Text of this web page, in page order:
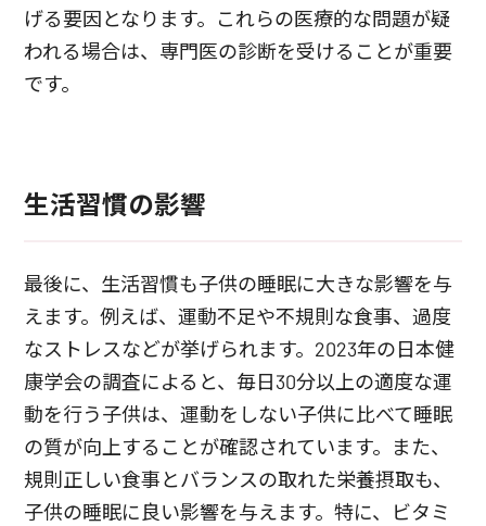
げる要因となります。これらの医療的な問題が疑
われる場合は、専門医の診断を受けることが重要
です。
生活習慣の影響
最後に、生活習慣も子供の睡眠に大きな影響を与
えます。例えば、運動不足や不規則な食事、過度
なストレスなどが挙げられます。2023年の日本健
康学会の調査によると、毎日30分以上の適度な運
動を行う子供は、運動をしない子供に比べて睡眠
の質が向上することが確認されています。また、
規則正しい食事とバランスの取れた栄養摂取も、
子供の睡眠に良い影響を与えます。特に、ビタミ